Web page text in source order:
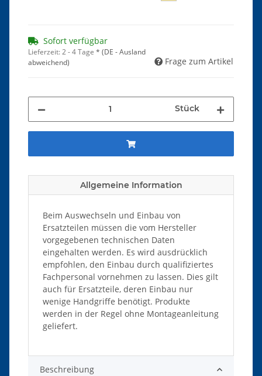
Sofort verfügbar
Lieferzeit:2 - 4 Tage * (DE - Ausland
abweichend)
Frage zum Artikel
Stück
Allgemeine Information
Beim Auswechseln und Einbau von
Ersatzteilen müssen die vom Hersteller
vorgegebenen technischen Daten
eingehalten werden. Es wird ausdrücklich
empfohlen, den Einbau durch qualifiziertes
Fachpersonal vornehmen zu lassen. Dies gilt
auch für Ersatzteile, deren Einbau nur
wenige Handgriffe benötigt. Produkte
werden in der Regel ohne Montageanleitung
geliefert.
Beschreibung